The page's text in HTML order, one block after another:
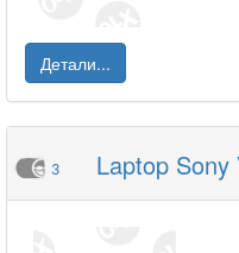
Детали...
3 Laptop Sony